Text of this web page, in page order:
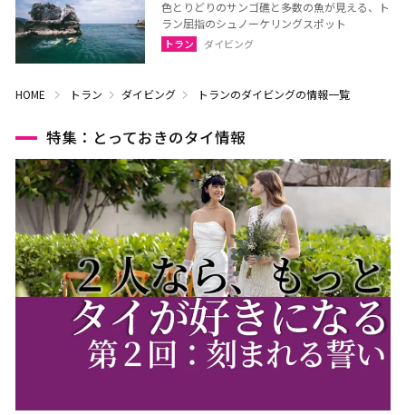
色とりどりのサンゴ礁と多数の魚が見える、ト
ラン屈指のシュノーケリングスポット
トラン ダイビング
HOME トラン ダイビング トランのダイビングの情報一覧
特集：とっておきのタイ情報